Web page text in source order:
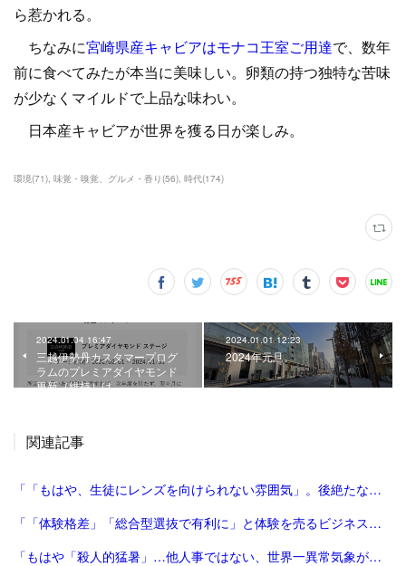
ら惹かれる。
ちなみに宮崎県産キャビアはモナコ王室ご用達で、数年
前に食べてみたが本当に美味しい。卵類の持つ独特な苦味
が少なくマイルドで上品な味わい。
日本産キャビアが世界を獲る日が楽しみ。
環境(71) 味覚・嗅覚、グルメ・香り(56) 時代(174)
2024.01.04 16:47
三越伊勢丹カスタマープログ
ラムのプレミアダイヤモンド
更新（維持）は。
2024.01.01 12:23
2024年元旦。
関連記事
「「もはや、生徒にレンズを向けられない雰囲気」。後絶たない教員による盗撮、現場に波紋――運動会や修学旅行控え、先生が萎縮するワケ | 鹿児島のニュース | 南日本新聞デジタル」
「「体験格差」「総合型選抜で有利に」と体験を売るビジネスは”不安商法なのでは”という指摘の増加 #エキスパートトピ（杉浦由美子） - エキスパート - Yahoo!ニュース」
「もはや「殺人的猛暑」…他人事ではない、世界一異常気象が発生する国とは？ | ニュースな本 | ダイヤモンド・オンライン」